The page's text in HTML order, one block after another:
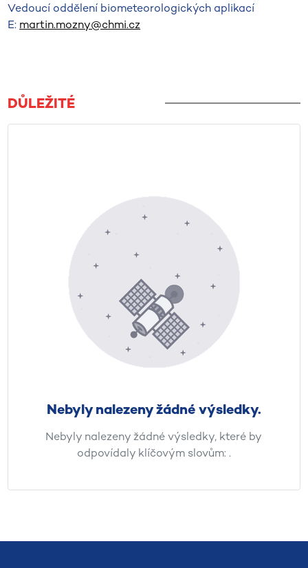
Vedoucí oddělení biometeorologických aplikací
E: martin.mozny@chmi.cz
DŮLEŽITÉ
Nebyly nalezeny žádné výsledky.
Nebyly nalezeny žádné výsledky, které by
odpovídaly klíčovým slovům: .